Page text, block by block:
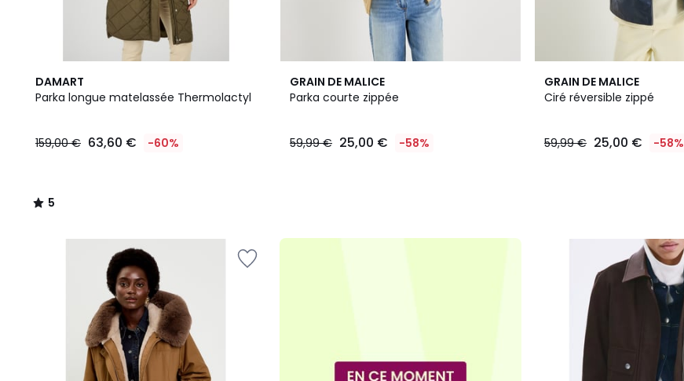
DAMART
Parka longue matelassée Thermolactyl
€
159,00
159,00 € 63,60 € -60%
5
/
5
/
GRAIN DE MALICE
Parka courte zippée
59,99 € 25,00 € -58%
GRAIN DE MALICE
Ciré réversible zippé
59,99 € 25,00 € -58%